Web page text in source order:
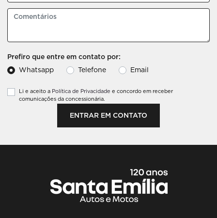
Prefiro que entre em contato por:
Whatsapp
Telefone Email
Li e aceito a Política de Privacidade e concordo em receber
comunicações da concessionária.
ENTRAR EM CONTATO